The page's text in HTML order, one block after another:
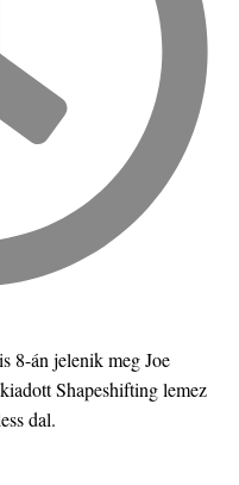
8-án jelenik meg Joe
Shapeshifting lemez
dal.